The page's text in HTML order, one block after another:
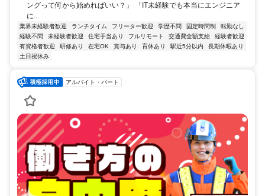
ングって何から始めればいい？」 「IT未経験でも本当にエンジニア
に...
業界未経験者歓迎 ランチタイム フリーター歓迎 学歴不問 固定時間制
転勤なし
経験不問
未経験者歓迎 住宅手当あり フルリモート 交通費全額支給
経験者歓迎
有資格者歓迎
研修あり 在宅OK 賞与あり 育休あり 駅近5分以内
長期休暇あり
土日祝休み
アルバイト・パート